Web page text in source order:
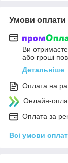
Умови оплати
Ви
або гроші
Детальніше
Оплата на
Онлайн-
Оплата за
Всі умови